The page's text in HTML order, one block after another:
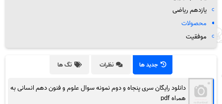
یازدهم ریاضی
محصولات
موفقیت
جدید ها نظرات تگ ها
دانلود رایگان سری پنجاه و دوم نمونه سوال علوم و فنون دهم انسانی به
همراه pdf